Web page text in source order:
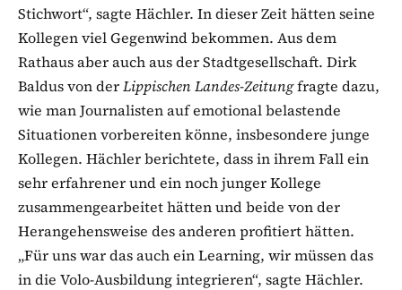
Stichwort“, sagte Hächler. In dieser Zeit hätten seine
Kollegen viel Gegenwind bekommen. Aus dem
Rathaus aber auch aus der Stadtgesellschaft. Dirk
Baldus von derLippischen Landes-Zeitungfragte dazu,
wie man Journalisten auf emotional belastende
Situationen vorbereiten könne, insbesondere junge
Kollegen. Hächler berichtete, dass in ihrem Fall ein
sehr erfahrener und ein noch junger Kollege
zusammengearbeitet hätten und beide von der
Herangehensweise des anderen profitiert hätten.
„Für uns war das auch ein Learning, wir müssen das
in die Volo-Ausbildung integrieren“, sagte Hächler.